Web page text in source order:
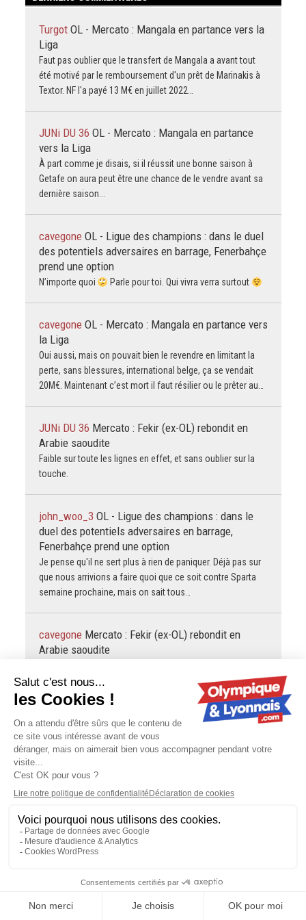
Turgot OL - Mercato : Mangala en partance vers la
Liga
Faut pas oublier que le transfert de Mangala a avant tout
été motivé par le remboursement d'un prêt de Marinakis à
Textor. NF l'a payé 13 M€ en juillet 2022…
JUNi DU 36 OL - Mercato : Mangala en partance
vers la Liga
À part comme je disais, si il réussit une bonne saison à
Getafe on aura peut être une chance de le vendre avant sa
dernière saison...
cavegone OL - Ligue des champions : dans le duel
des potentiels adversaires en barrage, Fenerbahçe
prend une option
N’importe quoi Parle pour toi. Qui vivra verra surtout
cavegone OL - Mercato : Mangala en partance vers
la Liga
Oui aussi, mais on pouvait bien le revendre en limitant la
perte, sans blessures, international belge, ça se vendait
20M€. Maintenant c’est mort il faut résilier ou le prêter au…
JUNi DU 36 Mercato : Fekir (ex-OL) rebondit en
Arabie saoudite
Faible sur toute les lignes en effet, et sans oublier sur la
touche.
john_woo_3 OL - Ligue des champions : dans le
duel des potentiels adversaires en barrage,
Fenerbahçe prend une option
Je pense qu'il ne sert plus à rien de paniquer. Déjà pas sur
que nous arrivions a faire quoi que ce soit contre Sparta
semaine prochaine, mais on sait tous…
cavegone Mercato : Fekir (ex-OL) rebondit en
Arabie saoudite
un titre » après ses larmes ce serait beau. Mais j’ai assez
peu d’espoirs, on est vraiment dans une période…
JUNi DU 36Mercato : Fekir (ex-OL) rebondit en
Arabie saoudite
On a déjà eu quasiment le même article il y a peu non ? Ou il
manquait juste la signature...
cavegoneMercato : en cas de départ de Šulc, l'OL
ne touchera pas tout l'argent
Bonjour Bourru, Ben ça dépend des offres sur nos joueurs.
transfert donc il va surement falloir se faire une raison.
Meme…